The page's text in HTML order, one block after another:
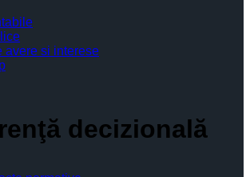
avere si interese
decizională